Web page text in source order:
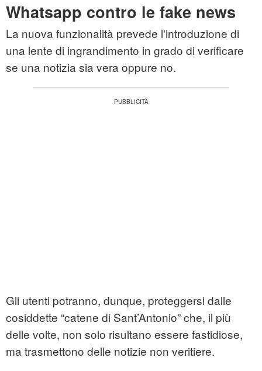
Whatsapp contro le fake news
La nuova funzionalità prevede l'introduzione di
una lente di ingrandimento in grado di verificare
se una notizia sia vera oppure no.
Gli utenti potranno, dunque, proteggersi dalle
cosiddette “catene di Sant’Antonio” che, il più
delle volte, non solo risultano essere fastidiose,
ma trasmettono delle notizie non veritiere.